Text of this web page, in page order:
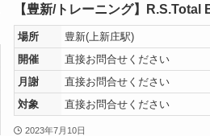
【豊新/トレーニング】R.S.Total
場所
豊新(上新庄駅)
開催
直接お問合せください
月謝
直接お問合せください
対象
直接お問合せください
2023年7月10日